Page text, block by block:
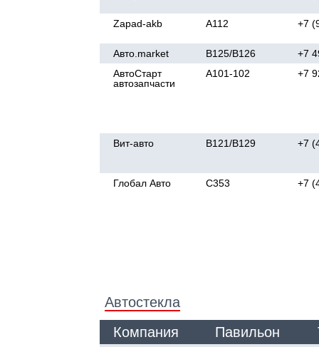
Zapad-akb A112 +7
Авто.market В125/В126
+7
АвтоСтарт
автозапчасти
А101-102 +7
Вит-авто B121/B129 +7
Глобал Авто C353 +7
Автостекла
Компания
Павильон